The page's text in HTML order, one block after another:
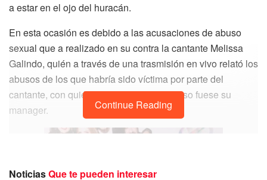
a estar en el ojo del huracán.
En esta ocasión es debido a las acusaciones de abuso
sexual que a realizado en su contra la cantante Melissa
Galindo, quién a través de una trasmisión en vivo relató los
abusos de los que habría sido víctima por parte del
cantante, con quién habría trabajó e incluso fuese su
manager.
Continue Reading
NoticiasQue te pueden interesar